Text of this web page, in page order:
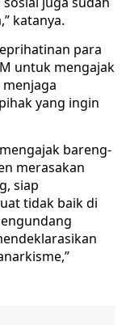
katanya.
para
untuk mengajak
yang ingin
bareng-
merasakan
siap
tidak baik di